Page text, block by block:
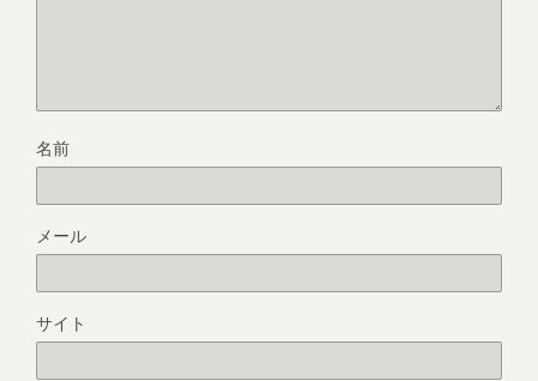
名前
メール
サイト